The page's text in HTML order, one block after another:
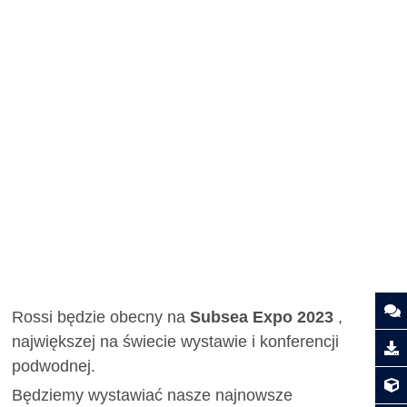
Rossi będzie obecny na Subsea Expo 2023,
największej na świecie wystawie i konferencji
podwodnej.
Będziemy wystawiać nasze najnowsze